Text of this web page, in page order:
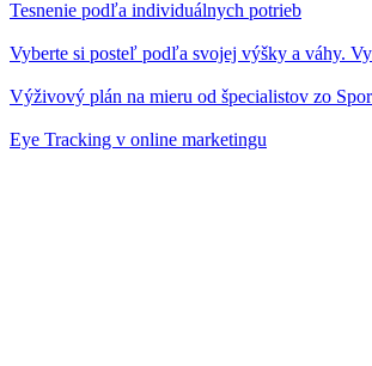
Tesnenie podľa individuálnych potrieb
Vyberte si posteľ podľa svojej výšky a váhy.
Výživový plán na mieru od špecialistov zo
Eye Tracking v online marketingu